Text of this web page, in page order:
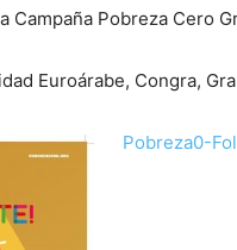
Campaña Pobreza Cero
Euroárabe, Congra,
Pobreza0-